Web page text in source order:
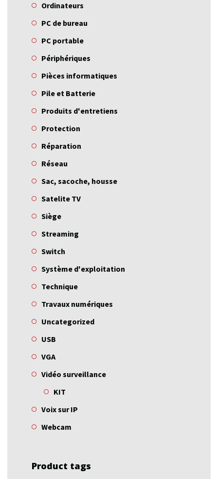
Ordinateurs
PC de bureau
PC portable
Périphériques
Pièces informatiques
Pile et Batterie
Produits d'entretiens
Protection
Réparation
Réseau
Sac, sacoche, housse
Satelite TV
Siège
Streaming
Switch
Système d'exploitation
Technique
Travaux numériques
Uncategorized
USB
VGA
Vidéo surveillance
KIT
Voix sur IP
Webcam
Product tags